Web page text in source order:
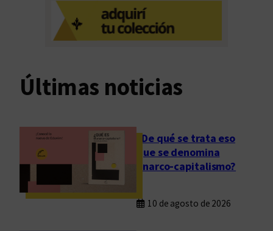
r
i
r
.
Últimas noticias
¿De qué se trata eso
que se denomina
anarco-capitalismo?
10 de agosto de 2026